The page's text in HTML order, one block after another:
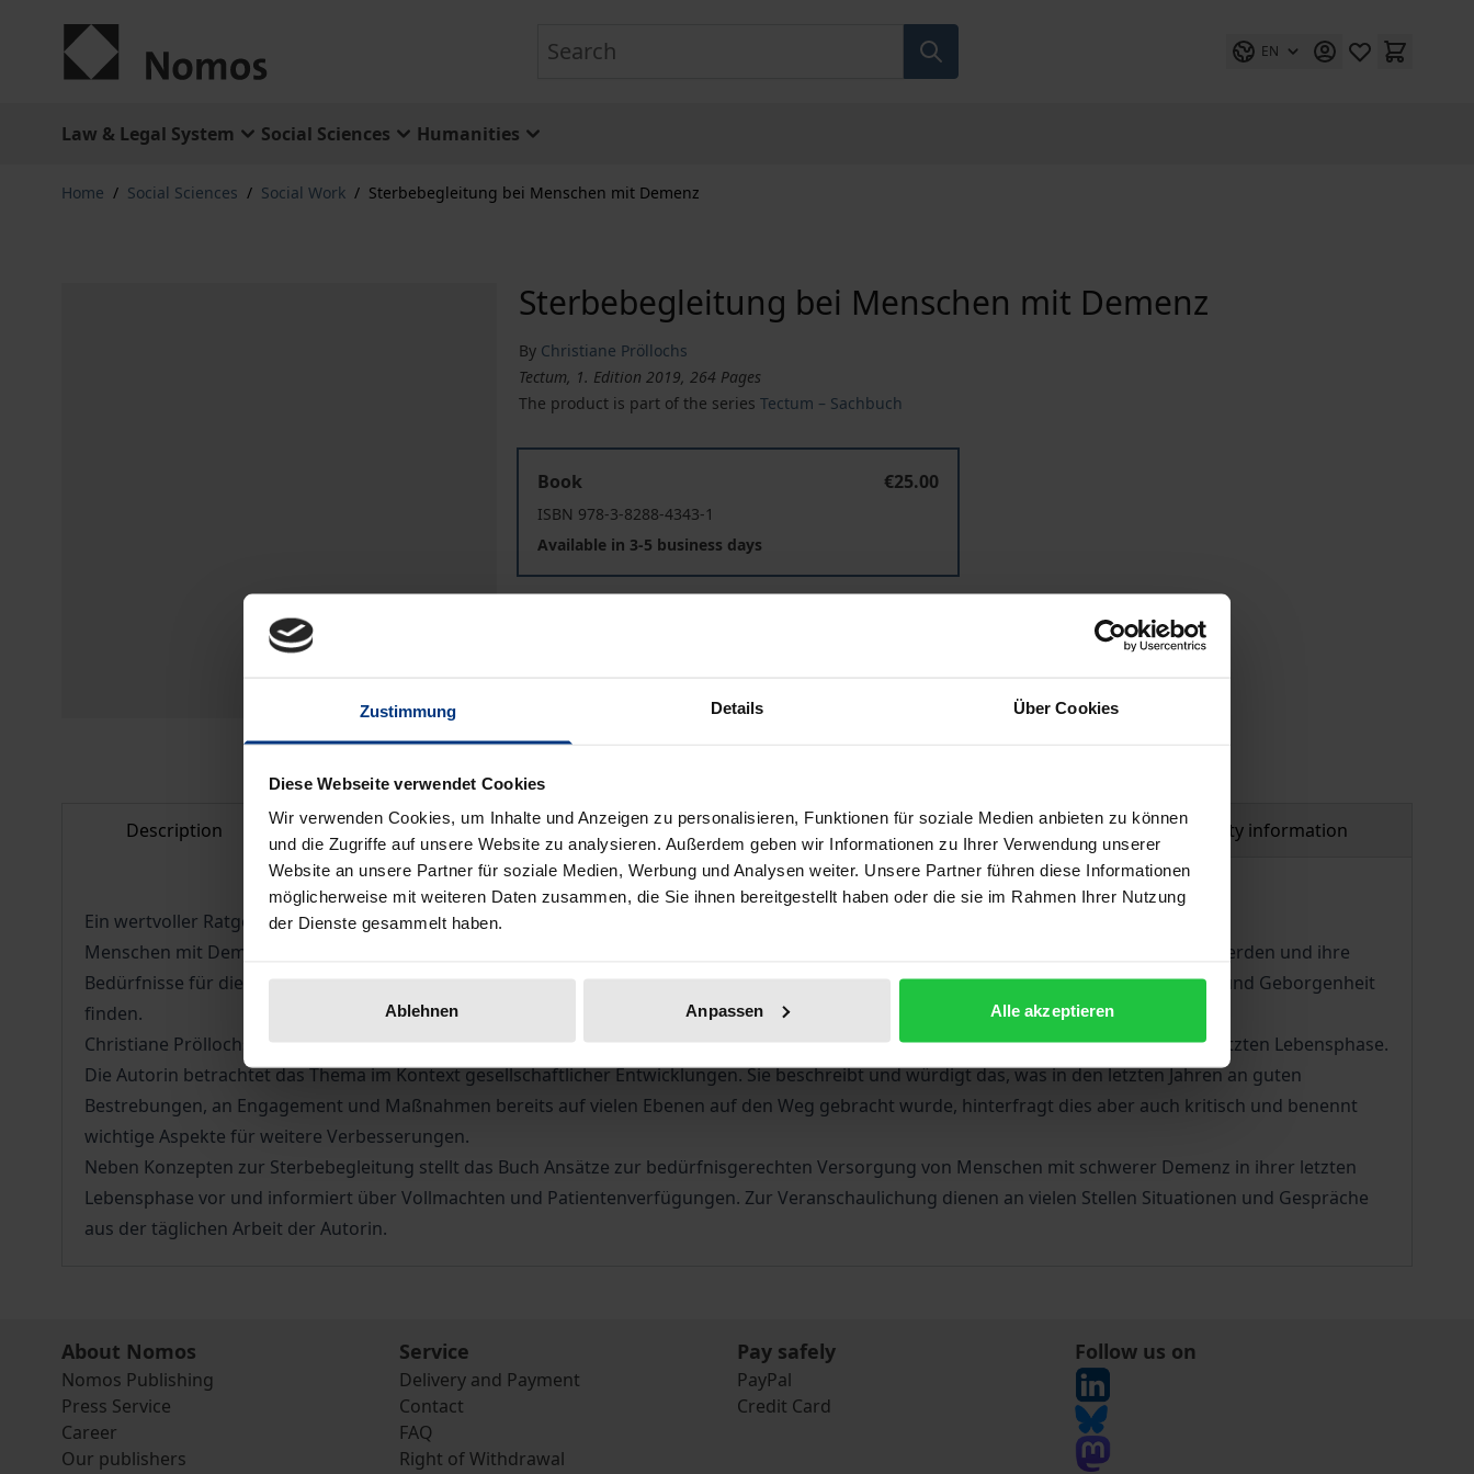
Zustimmung Details Über Cookies
Diese Webseite verwendet Cookies
Wir verwenden Cookies, um Inhalte und Anzeigen zu personalisieren, Funktionen für soziale Medien anbieten zu können
und die Zugriffe auf unsere Website zu analysieren. Außerdem geben wir Informationen zu Ihrer Verwendung unserer
Website an unsere Partner für soziale Medien, Werbung und Analysen weiter. Unsere Partner führen diese Informationen
möglicherweise mit weiteren Daten zusammen, die Sie ihnen bereitgestellt haben oder die sie im Rahmen Ihrer Nutzung
der Dienste gesammelt haben.
Ablehnen Anpassen Alle akzeptieren
EN
Law & Legal System Social Sciences Humanities
Home / Social Sciences / Social Work / Sterbebegleitung bei Menschen mit Demenz
Sterbebegleitung bei Menschen mit Demenz
By Christiane Pröllochs
Tectum, 1. Edition 2019, 264 Pages
The product is part of the seriesTectum – Sachbuch
Book
€25.00
ISBN 978-3-8288-4343-1
Available in 3-5 business days
Prices include VAT. Depending on the delivery address, VAT may vary at checkout.
Description Bibliographical data Reviews Additional material Product safety information
Ein wertvoller Ratgeber für Pflegende, Angehörige und alle, die sich mit dem Thema Demenz befassen möchten.
Menschen mit Demenz bedürfen in ihrer letzten Lebensphase der achtsamen Zuwendung anderer Menschen. Wo sie liebevoll umsorgt werden und ihre
Bedürfnisse für die Begleitenden handlungsleitend sind, können sie auch in fortgeschrittenen Stadien der Demenz und im Sterben Ruhe und Geborgenheit
finden.
Christiane Pröllochs möchte mit diesem Buch Grundlagenwissen vermitteln und Verständnis schaffen für Menschen mit Demenz in der letzten Lebensphase.
Die Autorin betrachtet das Thema im Kontext gesellschaftlicher Entwicklungen. Sie beschreibt und würdigt das, was in den letzten Jahren an guten
Bestrebungen, an Engagement und Maßnahmen bereits auf vielen Ebenen auf den Weg gebracht wurde, hinterfragt dies aber auch kritisch und benennt
wichtige Aspekte für weitere Verbesserungen.
Neben Konzepten zur Sterbebegleitung stellt das Buch Ansätze zur bedürfnisgerechten Versorgung von Menschen mit schwerer Demenz in ihrer letzten
Lebensphase vor und informiert über Vollmachten und Patientenverfügungen. Zur Veranschaulichung dienen an vielen Stellen Situationen und Gespräche
aus der täglichen Arbeit der Autorin.
About Nomos
Nomos Publishing
Press Service
Career
Our publishers
Service
Delivery and Payment
Contact
FAQ
Right of Withdrawal
Pay safely
PayPal
Credit Card
Follow us on